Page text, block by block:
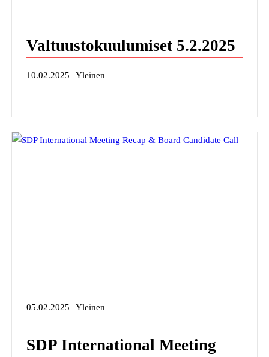
Valtuustokuulumiset 5.2.2025
10.02.2025 | Yleinen
05.02.2025 | Yleinen
SDP International Meeting